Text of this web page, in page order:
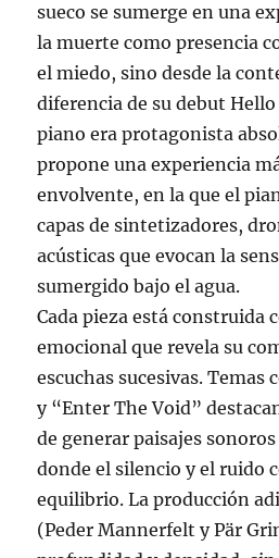
sueco se sumerge en una
la muerte como presencia
el miedo, sino desde la
diferencia de su debut
piano era protagonista
propone una experiencia
envolvente, en la que el
capas de sintetizadores,
acústicas que evocan la
sumergido bajo el agua.
Cada pieza está construida
emocional que revela su
escuchas sucesivas. Temas
y “Enter The Void”
de generar paisajes
donde el silencio y el ruido
equilibrio. La producción
(Peder Mannerfelt y Pär